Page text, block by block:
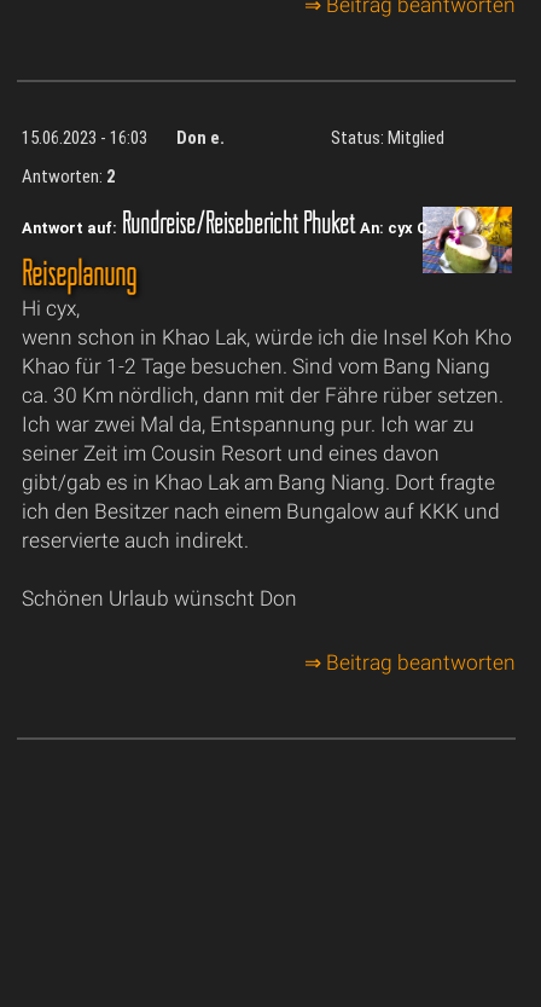
⇒ Beitrag beantworten
15.06.2023 - 16:03 Don e.
Status: Mitglied
Antworten: 2
Antwort auf: Rundreise/Reisebericht Phuket An: cyx C.
Reiseplanung
Hi cyx,
wenn schon in Khao Lak, würde ich die Insel Koh Kho
Khao für 1-2 Tage besuchen. Sind vom Bang Niang
ca. 30 Km nördlich, dann mit der Fähre rüber setzen.
Ich war zwei Mal da, Entspannung pur. Ich war zu
seiner Zeit im Cousin Resort und eines davon
gibt/gab es in Khao Lak am Bang Niang. Dort fragte
ich den Besitzer nach einem Bungalow auf KKK und
reservierte auch indirekt.
Schönen Urlaub wünscht Don
⇒ Beitrag beantworten